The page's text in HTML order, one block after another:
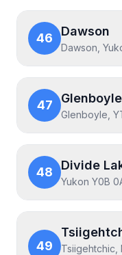
46 Dawson
Dawson,
47 Glenboyle
Glenboyle,
48 Divide
Yukon Y0B
49
Tsiigehtchic,